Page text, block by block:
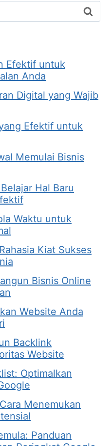
Efektif untuk
Anda
Digital yang Wajib
Efektif untuk
Memulai Bisnis
Hal Baru
Waktu untuk
Kiat Sukses
Bisnis Online
Website Anda
Backlink
Website
Optimalkan
Menemukan
Panduan